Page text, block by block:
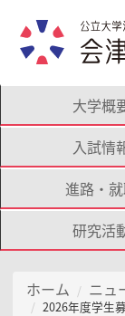
大学概
入試情
進路・
研究活
ホーム ニュ
2026年度学生